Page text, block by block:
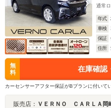
通常
年式
車検
保証
住所
無
料
在庫確認
カーセンサーアフター保証がBプランに付いて
販売店： ＶＥＲＮＯ ＣＡＲＬＡ岡